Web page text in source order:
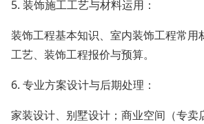
5. 装饰施工工艺与材料运用：
装饰工程基本知识、室内装饰工程常用
工艺、装饰工程报价与预算。
6. 专业方案设计与后期处理：
家装设计、别墅设计；商业空间（专卖